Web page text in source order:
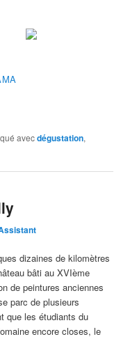
avecdégustation,
dizaines de kilomètres
bâti au XVIème
de peintures anciennes
parc de plusieurs
que les étudiants du
encore closes, le